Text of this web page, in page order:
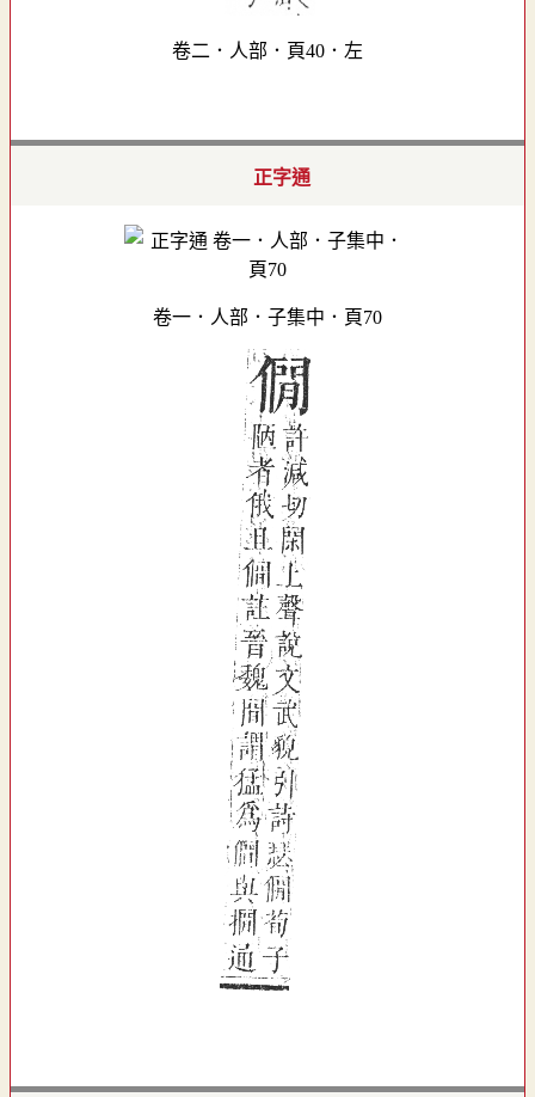
卷二．人部．頁40．左
正字通
卷一．人部．子集中．頁70